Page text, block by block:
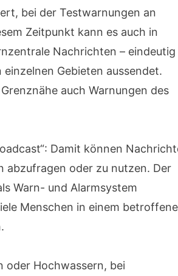
bei der Testwarnungen an
Zeitpunkt kann es auch in
Nachrichten – eindeutig
Gebieten aussendet.
auch Warnungen des
Damit können
abzufragen oder zu nutzen. Der
Warn- und Alarmsystem
Menschen in einem
oder Hochwassern, bei